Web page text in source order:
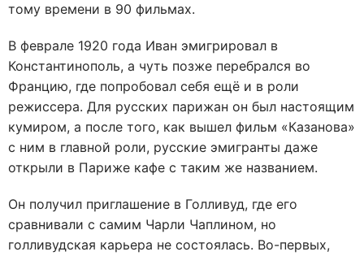
тому времени в 90 фильмах.
В феврале 1920 года Иван эмигрировал в
Константинополь, а чуть позже перебрался во
Францию, где попробовал себя ещё и в роли
режиссера. Для русских парижан он был настоящим
кумиром, а после того, как вышел фильм «Казанова»
с ним в главной роли, русские эмигранты даже
открыли в Париже кафе с таким же названием.
Он получил приглашение в Голливуд, где его
сравнивали с самим Чарли Чаплином, но
голливудская карьера не состоялась. Во-первых,